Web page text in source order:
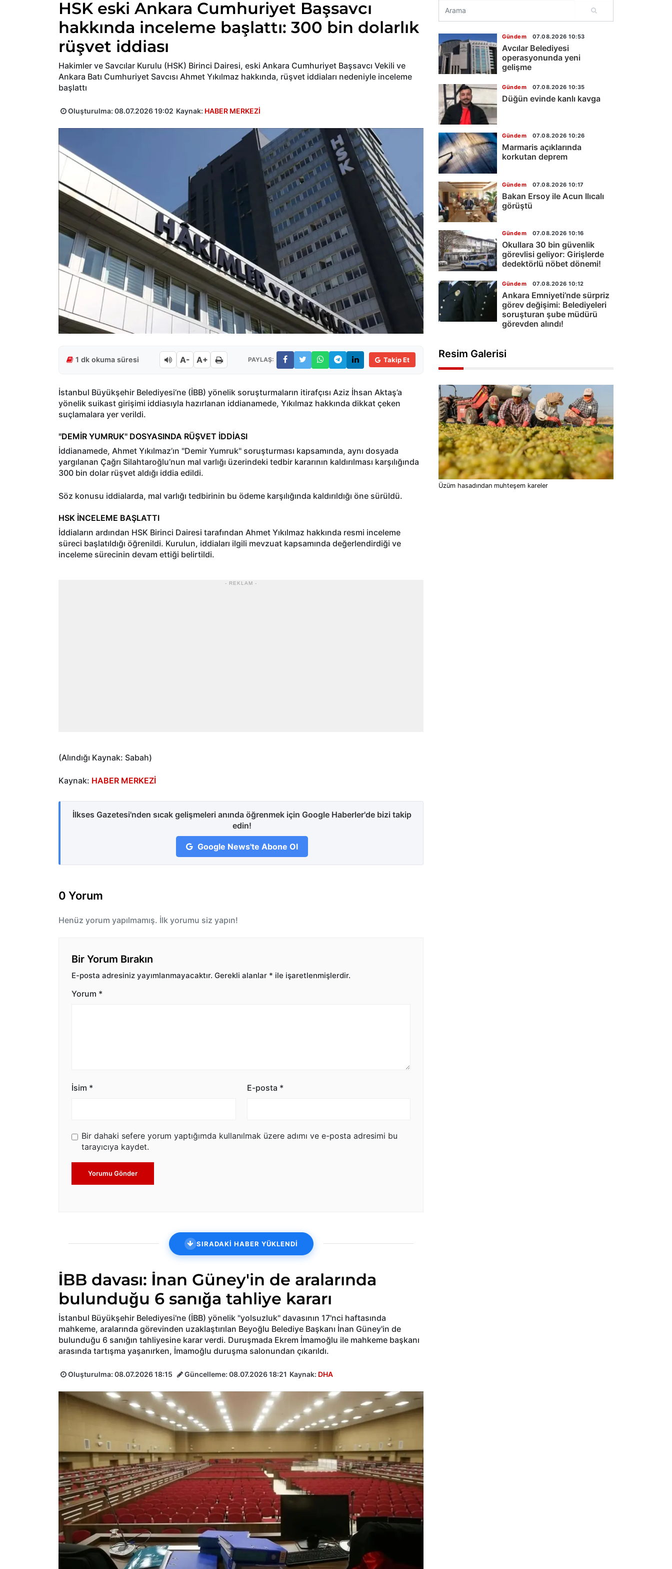
HSK eski Ankara Cumhuriyet Başsavcı
hakkında inceleme başlattı: 300 bin dolarlık
rüşvet iddiası
Hakimler ve Savcılar Kurulu (HSK) Birinci Dairesi, eski Ankara Cumhuriyet Başsavcı Vekili ve
Ankara Batı Cumhuriyet Savcısı Ahmet Yıkılmaz hakkında, rüşvet iddiaları nedeniyle inceleme
başlattı
Oluşturulma: 08.07.2026 19:02 Kaynak: HABER MERKEZİ
1 dk okuma süresi A- A+ PAYLAŞ: Takip Et
İstanbul Büyükşehir Belediyesi’ne (İBB) yönelik soruşturmaların itirafçısı Aziz İhsan Aktaş’a
yönelik suikast girişimi iddiasıyla hazırlanan iddianamede, Yıkılmaz hakkında dikkat çeken
suçlamalara yer verildi.
"DEMİR YUMRUK" DOSYASINDA RÜŞVET İDDİASI
İddianamede, Ahmet Yıkılmaz’ın "Demir Yumruk" soruşturması kapsamında, aynı dosyada
yargılanan Çağrı Silahtaroğlu’nun mal varlığı üzerindeki tedbir kararının kaldırılması karşılığında
300 bin dolar rüşvet aldığı iddia edildi.
Söz konusu iddialarda, mal varlığı tedbirinin bu ödeme karşılığında kaldırıldığı öne sürüldü.
HSK İNCELEME BAŞLATTI
İddiaların ardından HSK Birinci Dairesi tarafından Ahmet Yıkılmaz hakkında resmi inceleme
süreci başlatıldığı öğrenildi. Kurulun, iddiaları ilgili mevzuat kapsamında değerlendirdiği ve
inceleme sürecinin devam ettiği belirtildi.
- REKLAM -
(Alındığı Kaynak: Sabah)
Kaynak: HABER MERKEZİ
İlkses Gazetesi'nden sıcak gelişmeleri anında öğrenmek için Google Haberler'de bizi takip
edin!
Google News'te Abone Ol
0 Yorum
Henüz yorum yapılmamış. İlk yorumu siz yapın!
Bir Yorum Bırakın
E-posta adresiniz yayımlanmayacaktır. Gerekli alanlar * ile işaretlenmişlerdir.
Yorum *
İsim * E-posta *
Bir dahaki sefere yorum yaptığımda kullanılmak üzere adımı ve e-posta adresimi bu
tarayıcıya kaydet.
Yorumu Gönder
SIRADAKİ HABER YÜKLENDİ
İBB davası: İnan Güney'in de aralarında
bulunduğu 6 sanığa tahliye kararı
İstanbul Büyükşehir Belediyesi'ne (İBB) yönelik "yolsuzluk" davasının 17'nci haftasında
mahkeme, aralarında görevinden uzaklaştırılan Beyoğlu Belediye Başkanı İnan Güney'in de
bulunduğu 6 sanığın tahliyesine karar verdi. Duruşmada Ekrem İmamoğlu ile mahkeme başkanı
arasında tartışma yaşanırken, İmamoğlu duruşma salonundan çıkarıldı.
Oluşturulma: 08.07.2026 18:15 Güncelleme: 08.07.2026 18:21 Kaynak: DHA
Gündem 07.08.2026 10:53
Avcılar Belediyesi
operasyonunda yeni
gelişme
Gündem 07.08.2026 10:35
Düğün evinde kanlı kavga
Gündem 07.08.2026 10:26
Marmaris açıklarında
korkutan deprem
Gündem 07.08.2026 10:17
Bakan Ersoy ile Acun Ilıcalı
görüştü
Gündem 07.08.2026 10:16
Okullara 30 bin güvenlik
görevlisi geliyor: Girişlerde
dedektörlü nöbet dönemi!
Gündem 07.08.2026 10:12
Ankara Emniyeti’nde sürpriz
görev değişimi: Belediyeleri
soruşturan şube müdürü
görevden alındı!
Resim Galerisi
Üzüm hasadından muhteşem kareler